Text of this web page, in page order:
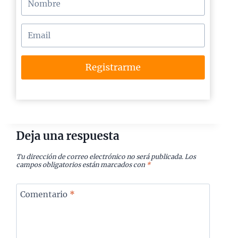
Registrarme
Deja una respuesta
Tu dirección de correo electrónico no será publicada. Los
campos obligatorios están marcados con *
Comentario *